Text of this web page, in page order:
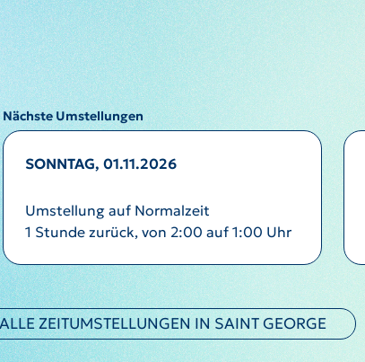
Nächste Umstellungen
SONNTAG, 01.11.2026
Umstellung auf Normalzeit
1 Stunde zurück, von 2:00 auf 1:00 Uhr
ZEITUMSTELLUNGEN IN SAINT GEORGE